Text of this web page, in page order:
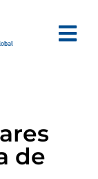
de